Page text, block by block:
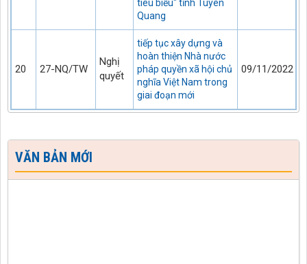
tiêu biểu" tỉnh Tuyên
Quang
20 27-NQ/TW
Nghị
quyết
tiếp tục xây dựng và
hoàn thiện Nhà nước
pháp quyền xã hội chủ
nghĩa Việt Nam trong
giai đoạn mới
09/11/2022
VĂN BẢN MỚI